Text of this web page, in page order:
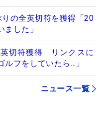
の全英切符を獲得「20
した」
切符獲得 リンクスに
フをしていたら…」
ニュース一覧